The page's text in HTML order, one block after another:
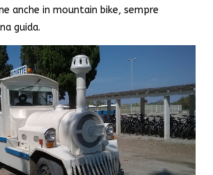
anche in mountain bike, sempre
guida.